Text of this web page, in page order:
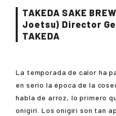
TAKEDA SAKE
Joetsu) Director
TAKEDA
La temporada de calor ha
en serio la época de la
habla de arroz, lo primero
onigiri. Los onigiri son tan